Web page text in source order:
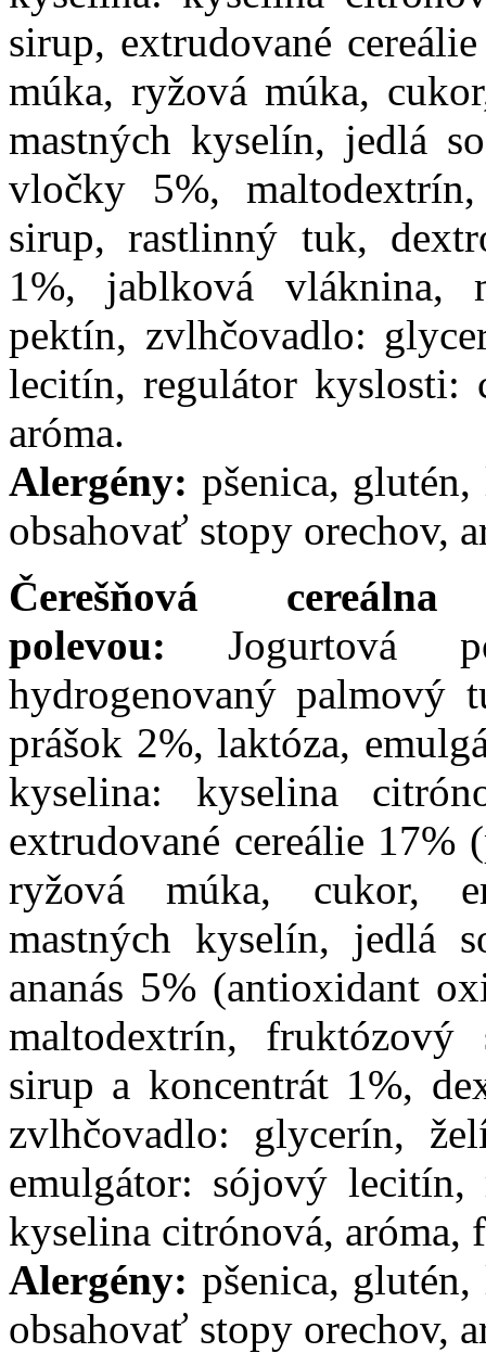
sirup, extrudované
múka, ryžová múka,
mastných kyselín, jedlá
vločky 5%,
sirup, rastlinný tuk,
1%, jablková vláknina,
pektín, zvlhčovadlo:
lecitín, regulátor kyslosti:
aróma.
Alergény: pšenica,
obsahovať stopy orechov,
Čerešňová
polevou:Jogurtová
hydrogenovaný palmový
prášok 2%, laktóza,
kyselina: kyselina
extrudované cereálie 17%
ryžová múka, cukor,
mastných kyselín, jedlá
ananás 5% (antioxidant
maltodextrín,
sirup a koncentrát 1%,
zvlhčovadlo: glycerín,
emulgátor: sójový
kyselina citrónová, aróma,
Alergény: pšenica,
obsahovať stopy orechov,